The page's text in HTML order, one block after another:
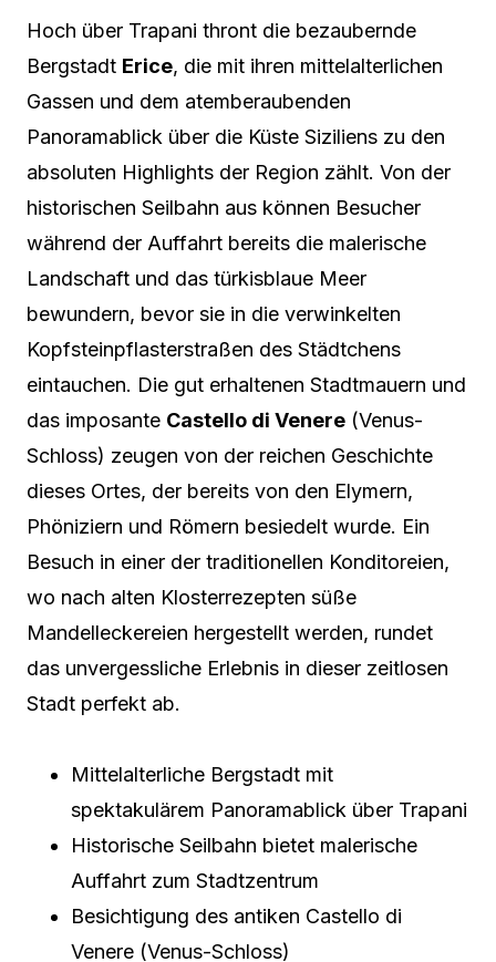
Hoch über Trapani thront die bezaubernde
Bergstadt Erice, die mit ihren mittelalterlichen
Gassen und dem atemberaubenden
Panoramablick über die Küste Siziliens zu den
absoluten Highlights der Region zählt. Von der
historischen Seilbahn aus können Besucher
während der Auffahrt bereits die malerische
Landschaft und das türkisblaue Meer
bewundern, bevor sie in die verwinkelten
Kopfsteinpflasterstraßen des Städtchens
eintauchen. Die gut erhaltenen Stadtmauern und
das imposante Castello di Venere (Venus-
Schloss) zeugen von der reichen Geschichte
dieses Ortes, der bereits von den Elymern,
Phöniziern und Römern besiedelt wurde. Ein
Besuch in einer der traditionellen Konditoreien,
wo nach alten Klosterrezepten süße
Mandelleckereien hergestellt werden, rundet
das unvergessliche Erlebnis in dieser zeitlosen
Stadt perfekt ab.
Mittelalterliche Bergstadt mit
spektakulärem Panoramablick über Trapani
Historische Seilbahn bietet malerische
Auffahrt zum Stadtzentrum
Besichtigung des antiken Castello di
Venere (Venus-Schloss)